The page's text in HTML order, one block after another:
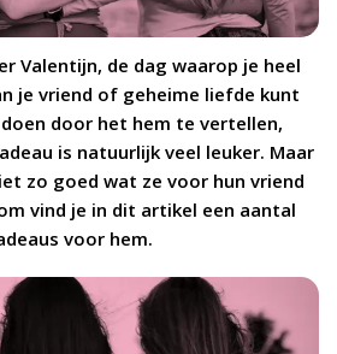
Valentijn, de dag waarop je heel
je vriend of geheime liefde kunt
door het hem te vertellen,
is natuurlijk veel leuker. Maar
zo goed wat ze voor hun vriend
vind je in dit artikel een aantal
voor hem.